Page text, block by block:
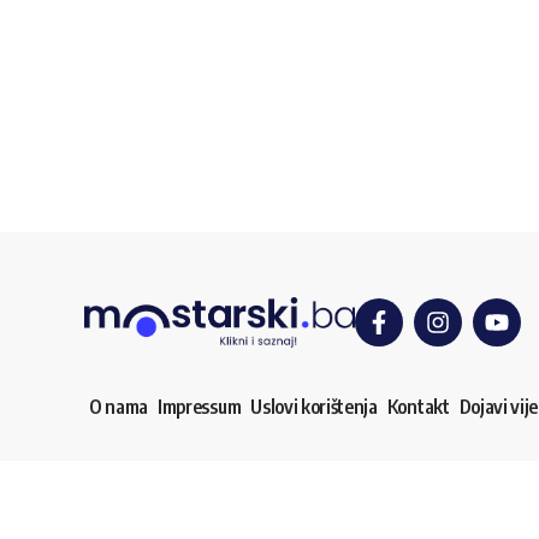
O nama Impressum Uslovi korištenja Kontakt Dojavi